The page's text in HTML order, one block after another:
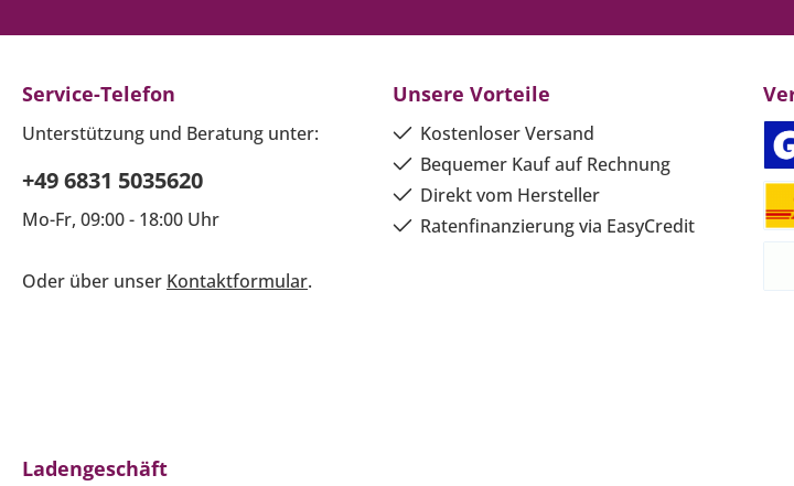
Service-Telefon
Unterstützung und Beratung unter:
+49 6831 5035620
Mo-Fr, 09:00 - 18:00 Uhr
Oder über unser Kontaktformular.
Unsere Vorteile
Kostenloser Versand
Bequemer Kauf auf Rechnung
Direkt vom Hersteller
Ratenfinanzierung via EasyCredit
Ladengeschäft